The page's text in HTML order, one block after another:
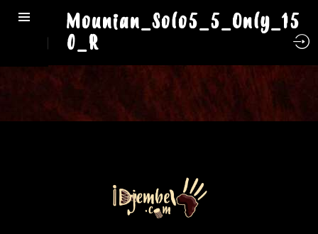
Mounian_Solo5_5_Only_15
0_R